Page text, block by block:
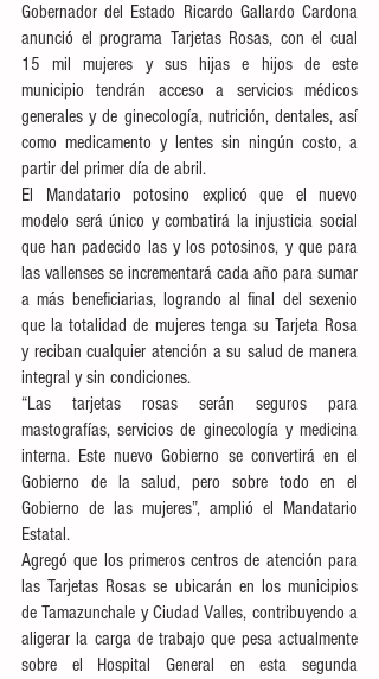
Gobernador del Estado Ricardo Gallardo Cardona
anunció el programa Tarjetas Rosas, con el cual
15 mil mujeres y sus hijas e hijos de este
municipio tendrán acceso a servicios médicos
generales y de ginecología, nutrición, dentales, así
como medicamento y lentes sin ningún costo, a
partir del primer día de abril.
El Mandatario potosino explicó que el nuevo
modelo será único y combatirá la injusticia social
que han padecido las y los potosinos, y que para
las vallenses se incrementará cada año para sumar
a más beneficiarias, logrando al final del sexenio
que la totalidad de mujeres tenga su Tarjeta Rosa
y reciban cualquier atención a su salud de manera
integral y sin condiciones.
“Las tarjetas rosas serán seguros para
mastografías, servicios de ginecología y medicina
interna. Este nuevo Gobierno se convertirá en el
Gobierno de la salud, pero sobre todo en el
Gobierno de las mujeres”, amplió el Mandatario
Estatal.
Agregó que los primeros centros de atención para
las Tarjetas Rosas se ubicarán en los municipios
de Tamazunchale y Ciudad Valles, contribuyendo a
aligerar la carga de trabajo que pesa actualmente
sobre el Hospital General en esta segunda